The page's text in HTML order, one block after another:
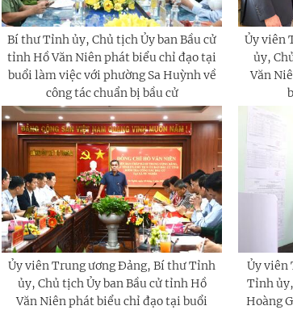
Bí thư Tỉnh ủy, Chủ tịch Ủy ban Bầu cử
tỉnh Hồ Văn Niên phát biểu chỉ đạo tại
buổi làm việc với phường Sa Huỳnh về
công tác chuẩn bị bầu cử
Ủy viên
ủy,
Văn
Ủy viên Trung ương Đảng, Bí thư Tỉnh
ủy, Chủ tịch Ủy ban Bầu cử tỉnh Hồ
Văn Niên phát biểu chỉ đạo tại buổi
Ủy viên
Tỉnh
Hoàng